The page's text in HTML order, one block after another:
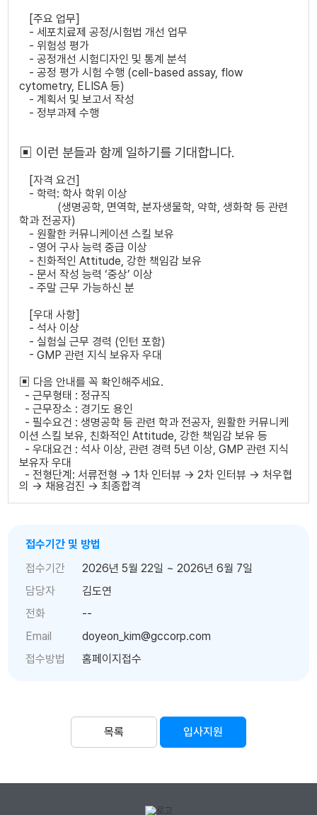
[주요 업무]
- 세포치료제 공정/시험법 개선 업무
- 위험성 평가
- 공정개선 시험디자인 및 통계 분석
- 공정 평가 시험 수행 (cell-based assay, flow
cytometry, ELISA등)
- 계획서 및 보고서 작성
- 정부과제 수행
▣ 이런 분들과 함께 일하기를 기대합니다.
[자격 요건]
- 학력: 학사 학위 이상
(생명공학, 면역학, 분자생물학, 약학, 생화학 등 관련
학과 전공자)
- 원활한 커뮤니케이션 스킬 보유
- 영어 구사 능력 중급 이상
- 친화적인 Attitude, 강한 책임감 보유
- 문서 작성 능력 ‘중상’ 이상
- 주말 근무 가능하신 분
[우대 사항]
- 석사 이상
- 실험실 근무 경력 (인턴 포함)
- GMP 관련 지식 보유자 우대
▣ 다음 안내를 꼭 확인해주세요.
-근무형태 :정규직
-근무장소 : 경기도 용인
-필수요건 :생명공학 등 관련 학과 전공자,원활한 커뮤니케
이션 스킬 보유, 친화적인 Attitude, 강한 책임감 보유 등
-우대요건 :석사 이상,관련 경력 5년 이상, GMP관련 지식
보유자 우대
-전형단계 :서류전형 → 1차 인터뷰 → 2차 인터뷰 → ​ 처우협
의 → ​ 채용검진 → 최종합격
접수기간 및 방법
접수기간
2026년 5월 22일 ~ 2026년 6월 7일
담당자
김도연
전화
--
Email
doyeon_kim@gccorp.com
접수방법
홈페이지접수
목록 입사지원